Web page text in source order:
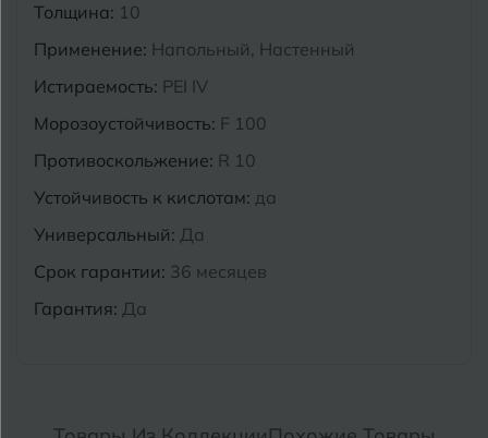
Толщина: 10
Применение: Напольный, Настенный
Истираемость: PEI IV
Морозоустойчивость: F 100
Противоскольжение: R 10
Устойчивость к кислотам: да
Универсальный: Да
Срок гарантии: 36 месяцев
Гарантия: Да